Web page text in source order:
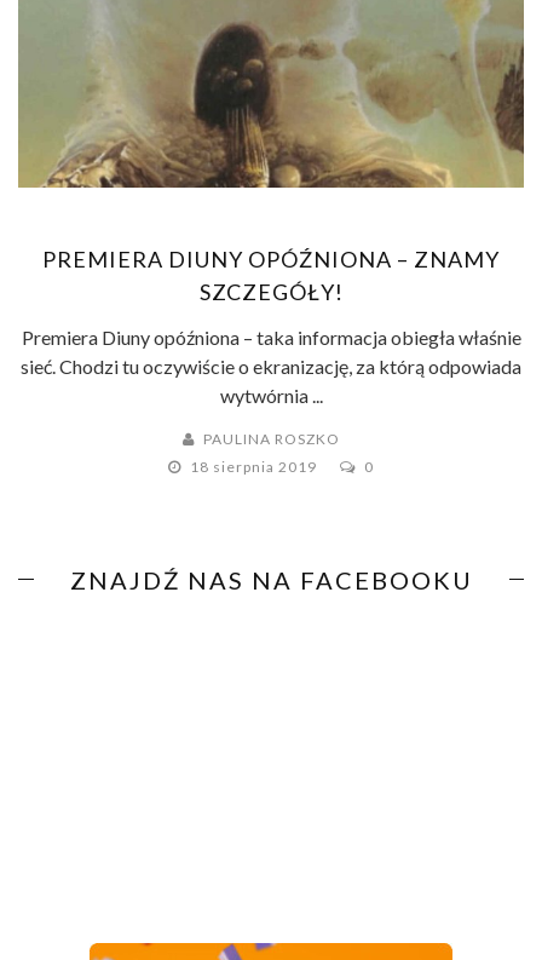
PREMIERA DIUNY OPÓŹNIONA – ZNAMY
SZCZEGÓŁY!
Premiera Diuny opóźniona – taka informacja obiegła właśnie
sieć. Chodzi tu oczywiście o ekranizację, za którą odpowiada
wytwórnia ...
PAULINA ROSZKO
18 sierpnia 2019
0
ZNAJDŹ NAS NA FACEBOOKU